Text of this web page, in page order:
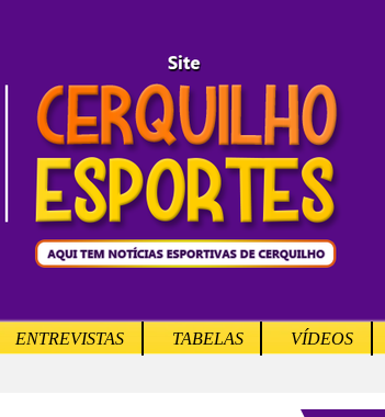
ENTREVISTAS TABELAS
VÍDEOS